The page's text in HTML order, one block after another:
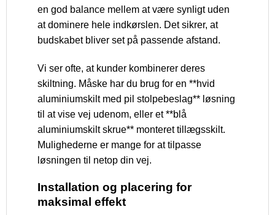
en god balance mellem at være synligt uden
at dominere hele indkørslen. Det sikrer, at
budskabet bliver set på passende afstand.
Vi ser ofte, at kunder kombinerer deres
skiltning. Måske har du brug for en **hvid
aluminiumskilt med pil stolpebeslag** løsning
til at vise vej udenom, eller et **blå
aluminiumskilt skrue** monteret tillægsskilt.
Mulighederne er mange for at tilpasse
løsningen til netop din vej.
Installation og placering for
maksimal effekt